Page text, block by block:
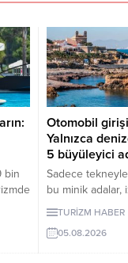
bin
Otomobil
Yalnızca
5 büyüleyici
Sadece
bu minik adalar,
arayanlara eşsiz
kılan özellikler
TURİZM HABER
05.08.2026